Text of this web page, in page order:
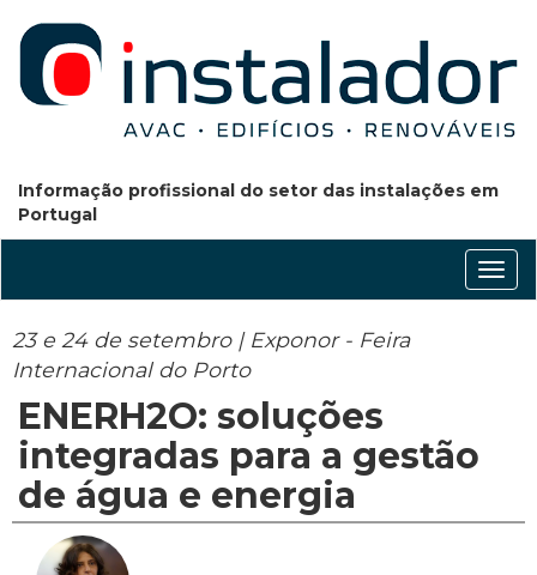
Informação profissional do setor das instalações em
Portugal
23 e 24 de setembro | Exponor - Feira
Internacional do Porto
ENERH2O: soluções
integradas para a gestão
de água e energia